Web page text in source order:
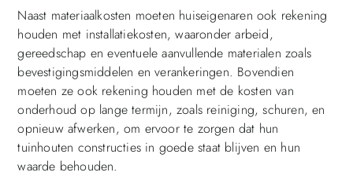
Naast materiaalkosten moeten huiseigenaren ook rekening
houden met installatiekosten, waaronder arbeid,
gereedschap en eventuele aanvullende materialen zoals
bevestigingsmiddelen en verankeringen. Bovendien
moeten ze ook rekening houden met de kosten van
onderhoud op lange termijn, zoals reiniging, schuren, en
opnieuw afwerken, om ervoor te zorgen dat hun
tuinhouten constructies in goede staat blijven en hun
waarde behouden.